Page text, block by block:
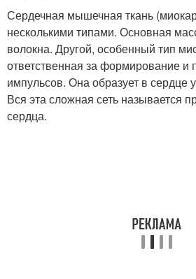
Сердечная мышечная ткань
несколькими типами. Основная
волокна. Другой, особенный тип
ответственная за формирование и
импульсов. Она образует в сердце
Вся эта сложная сеть называется
сердца.